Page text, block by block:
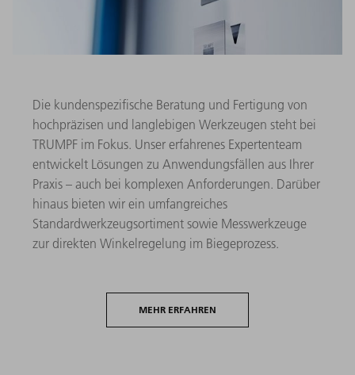
Die kundenspezifische Beratung und Fertigung von
hochpräzisen und langlebigen Werkzeugen steht bei
TRUMPF im Fokus. Unser erfahrenes Expertenteam
entwickelt Lösungen zu Anwendungsfällen aus Ihrer
Praxis – auch bei komplexen Anforderungen. Darüber
hinaus bieten wir ein umfangreiches
Standardwerkzeugsortiment sowie Messwerkzeuge
zur direkten Winkelregelung im Biegeprozess.
MEHR ERFAHREN